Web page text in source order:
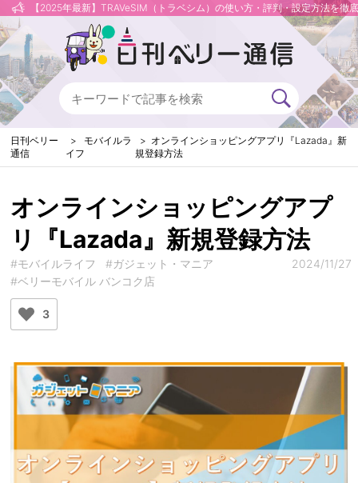
【2025年最新】TRAVeSIM（トラベシム）の使い方・評判・設定方法を徹
日刊ベリー
通信
モバイルラ
イフ
オンラインショッピングアプリ『Lazada』新
規登録方法
オンラインショッピングアプ
リ『Lazada』新規登録方法
#モバイルライフ
#ガジェット・マニア
#ベリーモバイル バンコク店
2024/11/27
3